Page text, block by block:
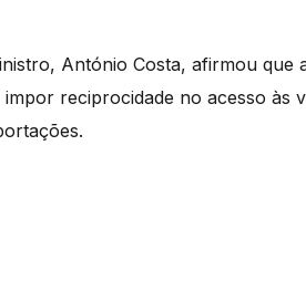
António Costa, afirmou que
reciprocidade no acesso às